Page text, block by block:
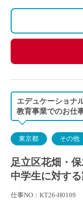
わせて時間を
ご自身のご都
※5月～3月で
(勤務イメージ
／19:00～
金曜日 14:00
エデュケーショナ
教育事業でのお仕
東京都 その他
足立区花畑・
中学生に対す
仕事NO：KT26-H0109